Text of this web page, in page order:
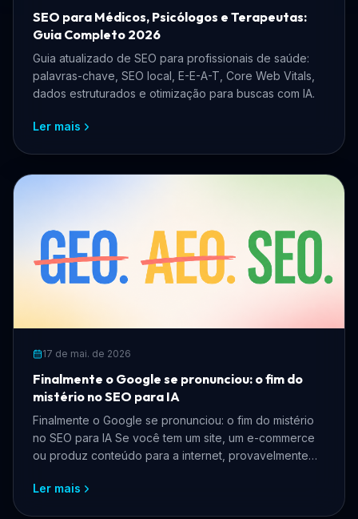
SEO para Médicos, Psicólogos e Terapeutas:
Guia Completo 2026
Guia atualizado de SEO para profissionais de saúde:
palavras-chave, SEO local, E-E-A-T, Core Web Vitals,
dados estruturados e otimização para buscas com IA.
Ler mais
17 de mai. de 2026
Finalmente o Google se pronunciou: o fim do
mistério no SEO para IA
Finalmente o Google se pronunciou: o fim do mistério
no SEO para IA Se você tem um site, um e-commerce
ou produz conteúdo para a internet, provavelmente
Ler mais